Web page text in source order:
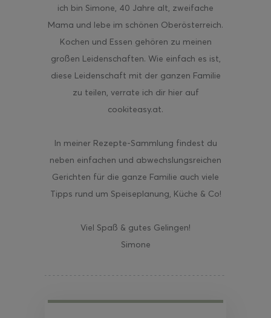
ich bin Simone, 40 Jahre alt, zweifache
Mama und lebe im schönen Oberösterreich.
Kochen und Essen gehören zu meinen
großen Leidenschaften. Wie einfach es ist,
diese Leidenschaft mit der ganzen Familie
zu teilen, verrate ich dir hier auf
cookiteasy.at.
In meiner Rezepte-Sammlung findest du
neben einfachen und abwechslungsreichen
Gerichten für die ganze Familie auch viele
Tipps rund um Speiseplanung, Küche & Co!
Viel Spaß & gutes Gelingen!
Simone